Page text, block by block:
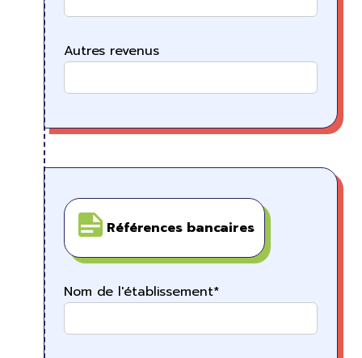
Autres revenus
Références bancaires
Nom de l'établissement*